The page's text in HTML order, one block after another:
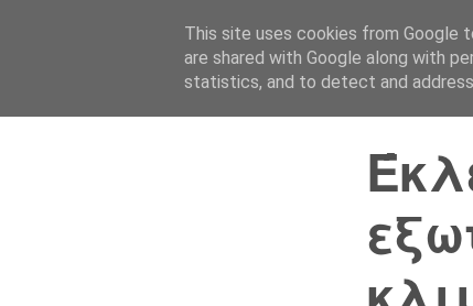
This site uses cookies from Google
are shared with Google along with
statistics, and to detect and